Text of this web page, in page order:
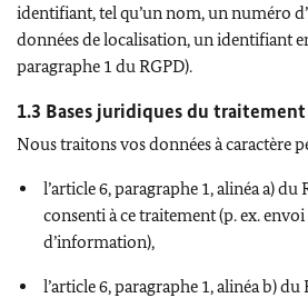
identifiant, tel qu’un nom, un numéro
données de localisation, un identifiant
paragraphe 1 du RGPD).
1.3 Bases juridiques du
Nous traitons vos données à caractère
l’article 6, paragraphe 1, alinéa a) du
consenti à ce traitement (p. ex. envoi
d’information),
l’article 6, paragraphe 1, alinéa b)